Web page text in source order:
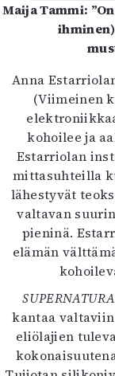
Maija Tammi:
Anna
(Viimeinen
kohoilee ja
Estarriolan
mittasuhteilla
lähestyvät
valtavan
pieninä.
elämän
kantaa
eliölajien